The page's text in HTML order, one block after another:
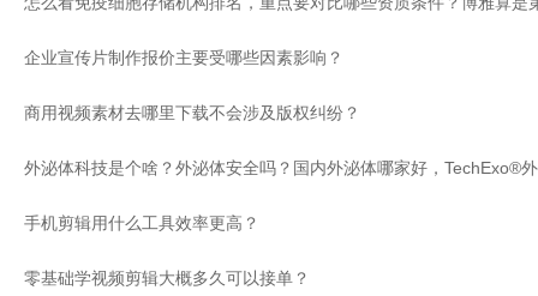
企业宣传片制作报价主要受哪些因素影响？
商用视频素材去哪里下载不会涉及版权纠纷？
手机剪辑用什么工具效率更高？
零基础学视频剪辑大概多久可以接单？